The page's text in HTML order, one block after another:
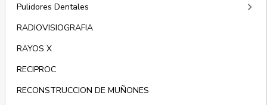
Pulidores Dentales keyboard_arrow_right
RADIOVISIOGRAFIA
RAYOS X
RECIPROC
RECONSTRUCCION DE MUÑONES